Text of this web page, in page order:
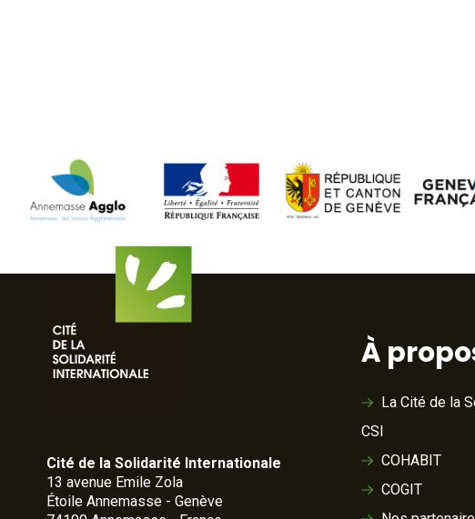
Cité de la Solidarité Internationale
13 avenue Emile Zola
Étoile Annemasse - Genève
À
La Cité de la
CSI
COHABIT
COGIT